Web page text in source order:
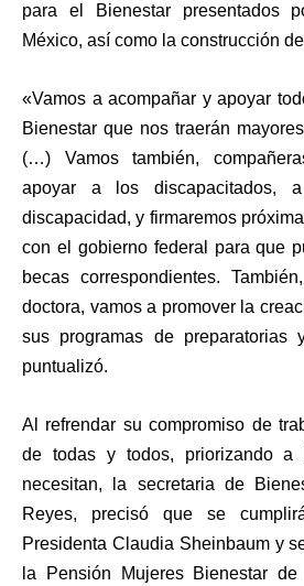
para el Bienestar presentados
México, así como la construcción
«Vamos a acompañar y apoyar
Bienestar que nos traerán
(…) Vamos también,
apoyar a los discapacitados,
discapacidad, y firmaremos
con el gobierno federal para que
becas correspondientes.
doctora, vamos a promover la
sus programas de preparatorias
puntualizó.
Al refrendar su compromiso de
de todas y todos, priorizando
necesitan, la secretaria de
Reyes, precisó que se
Presidenta Claudia Sheinbaum y
la Pensión Mujeres Bienestar